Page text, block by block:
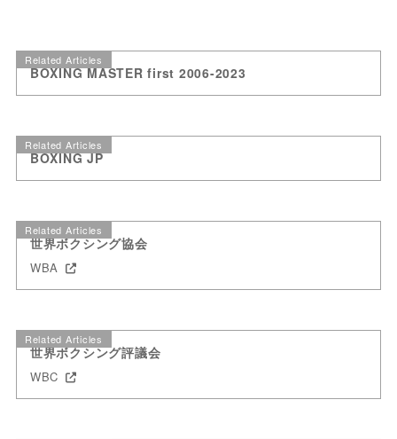
Related Articles
BOXING MASTER first 2006-2023
Related Articles
BOXING JP
Related Articles
世界ボクシング協会
WBA
Related Articles
世界ボクシング評議会
WBC